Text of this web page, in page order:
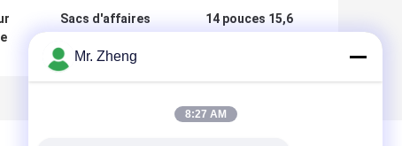
Sacs d'affaires
d'Oxford portable
durable pour les
14 pouces 15,6
pouces Hommes
portable
Mr. Zheng
8:27 AM